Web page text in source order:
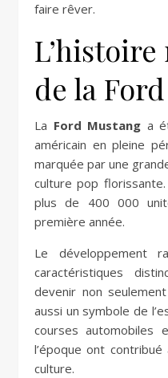
faire rêver.
de la
La Ford Mustang a
américain en pleine
marquée par une
culture pop
plus de 400 000
première année.
Le développement
caractéristiques
devenir non
aussi un symbole de
courses automobiles
l’époque ont
culture.